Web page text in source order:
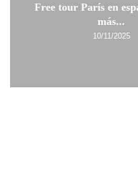
Free tour París en
más...
10/11/2025